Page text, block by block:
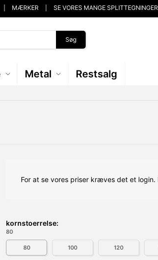
MÆRKER SE VORES MANGE
Søg
Metal Restsalg
For at se vores priser kræves det et
kornstoerrelse:
80
80 100 120